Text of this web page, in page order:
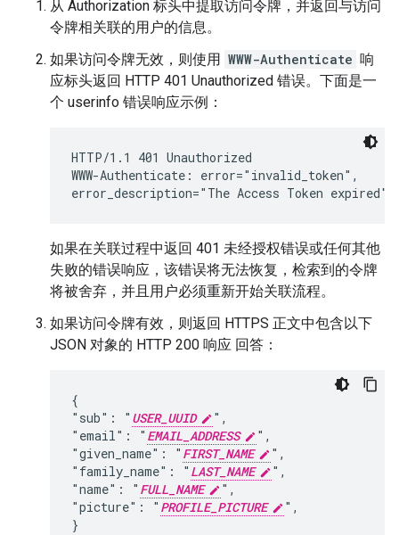
从 Authorization 标头中提取访问令牌，并返回与访问
令牌相关联的用户的信息。
如果访问令牌无效，则使用 WWW-Authenticate 响
应标头返回 HTTP 401 Unauthorized 错误。下面是一
个 userinfo 错误响应示例：
HTTP/1.1 401 Unauthorized
WWW-Authenticate: error="invalid_token",
如果在关联过程中返回 401 未经授权错误或任何其他
失败的错误响应，该错误将无法恢复，检索到的令牌
将被舍弃，并且用户必须重新开始关联流程。
如果访问令牌有效，则返回 HTTPS 正文中包含以下
JSON 对象的 HTTP 200 响应 回答：
{
"sub": " USER_UUID
",
"email": " EMAIL_ADDRESS
",
"given_name": " FIRST_NAME
",
"family_name": " LAST_NAME
",
"name": " FULL_NAME
",
"picture": " PROFILE_PICTURE
",
}